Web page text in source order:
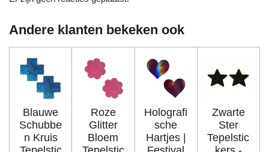
Andere klanten bekeken ook
Blauwe
Schubbe
n Kruis
Roze
Glitter
Bloem
Holografi
sche
Hartjes |
Zwarte
Ster
Tepelstic